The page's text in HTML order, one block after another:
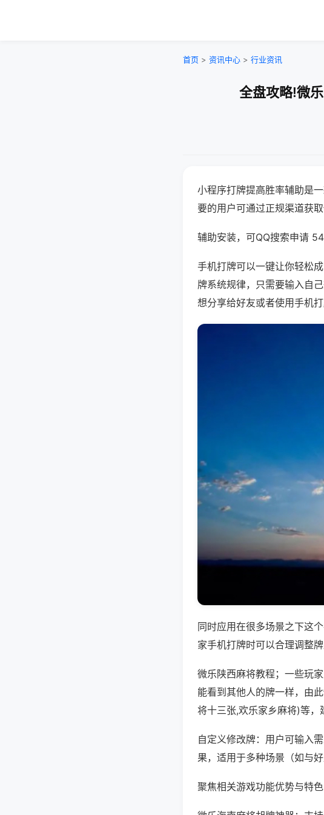
首页 > 资讯中心 > 行业资讯
全盘攻略!微
小程序打牌提高胜率辅助是
要的用户可通过正规渠道获取
辅助安装，可QQ搜索申请
手机打牌可以一键让你轻松
牌系统规律，只需要输入自
想分享给好友或者使用手机
同时应用在很多场景之下这
家手机打牌时可以合理调整
微乐陕西麻将教程；一些玩
能看到其他人的牌一样，由
将十三张,欢乐家乡麻将)等，
自定义修改牌：用户可输入
果，适用于多种场景（如与
聚焦相关游戏功能优势与特色